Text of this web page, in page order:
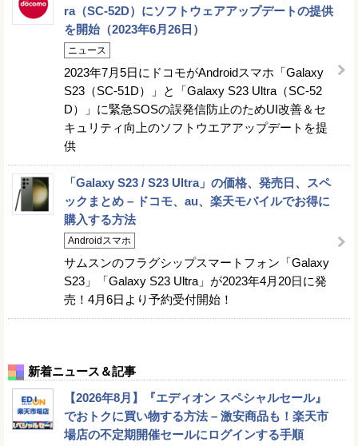
ra（SC-52D）にソフトウェアアップデートの提供
を開始（2023年6月26日）
ニュース
2023年7月5日にドコモがAndroidスマホ「Galaxy
S23（SC-51D）」と「Galaxy S23 Ultra（SC-52
D）」に緊急SOSの誤発信防止のためUI改善＆セ
キュリティ向上のソフトウエアアップデートを提
供
「Galaxy S23 / S23 Ultra」の価格、発売日、スペ
ックまとめ – ドコモ、au、楽天モバイルでお得に
購入する方法
Androidスマホ
サムスンのフラグシップスマートフォン「Galaxy
S23」「Galaxy S23 Ultra」が2023年4月20日に発
売！4月6日より予約受付開始！
新着ニュース＆記事
【2026年8月】『エディオン スペシャルセール』
でおトクに買い物する方法 – 激安商品も！楽天市
場店の不定期開催セールにログインする手順